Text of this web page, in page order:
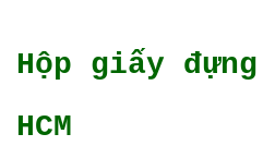
Hộp giấy
HCM